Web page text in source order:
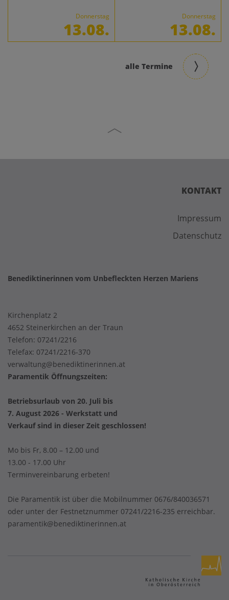
Donnerstag
13.08.
Donnerstag
13.08.
alle Termine
KONTAKT
Impressum
Datenschutz
Benediktinerinnen vom Unbefleckten Herzen Mariens
Kirchenplatz 2
4652 Steinerkirchen an der Traun
Telefon: 07241/2216
Telefax: 07241/2216-370
verwaltung@benediktinerinnen.at
Paramentik Öffnungszeiten:
Betriebsurlaub von 20. Juli bis
7. August 2026 - Werkstatt und
Verkauf sind in dieser Zeit geschlossen!
Mo bis Fr, 8.00 – 12.00 und
13.00 - 17.00 Uhr
Terminvereinbarung erbeten!
Die Paramentik ist über die Mobilnummer 0676/840036571
oder unter der Festnetznummer 07241/2216-235 erreichbar.
paramentik@benediktinerinnen.at